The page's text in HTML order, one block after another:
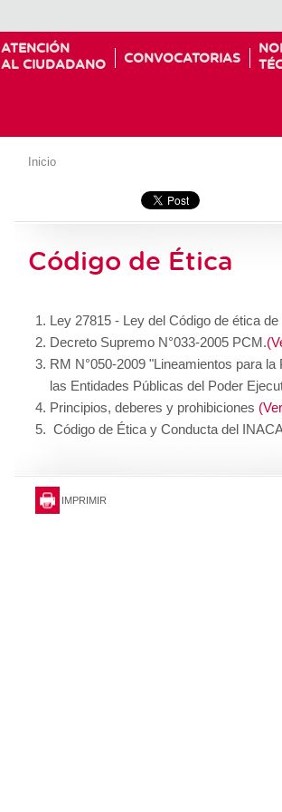
ATENCIÓN
AL CIUDADANO
CONVOCATORIAS
Inicio
Código de Ética
Ley 27815 - Ley del Código de ética
Decreto Supremo N°033-2005 PCM.
RM N°050-2009 "Lineamientos para
las Entidades Públicas del Poder
Principios, deberes y prohibiciones
Código de Ética y Conducta del
IMPRIMIR